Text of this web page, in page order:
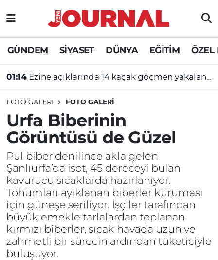
GÜNDEM SİYASET DÜNYA EĞİTİM ÖZEL
01:14 Ezine açıklarında 14 kaçak göçmen yakalandı
FOTO GALERI FOTO GALERİ
Urfa Biberinin
Görüntüsü de Güzel
Pul biber denilince akla gelen
Şanlıurfa’da isot, 45 dereceyi bulan
kavurucu sıcaklarda hazırlanıyor.
Tohumları ayıklanan biberler kuruması
için güneşe seriliyor. İşçiler tarafından
büyük emekle tarlalardan toplanan
kırmızı biberler, sıcak havada uzun ve
zahmetli bir sürecin ardından tüketiciyle
buluşuyor.
GÜNDEM
SİYASET
DÜNYA
EĞİTİM
ÖZEL HABER
Nöbetçi Eczaneler
Hava Durumu
Süper Lig Puan Durumu ve Fikstür
Tüm Manşetler
Son Dakika Haberleri
Haber Arşivi